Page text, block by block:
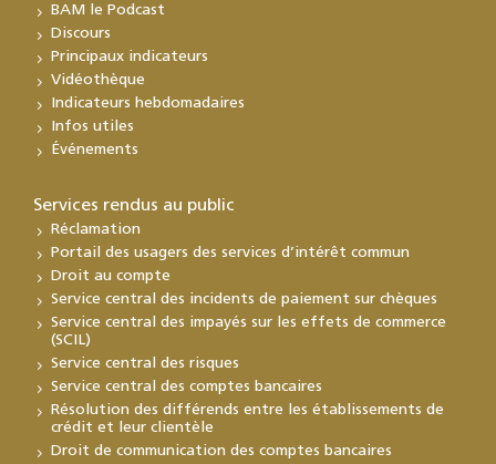
BAM le Podcast
Discours
Principaux indicateurs
Vidéothèque
Indicateurs hebdomadaires
Infos utiles
Événements
Services rendus au public
Réclamation
Portail des usagers des services d’intérêt commun
Droit au compte
Service central des incidents de paiement sur chèques
Service central des impayés sur les effets de commerce
(SCIL)
Service central des risques
Service central des comptes bancaires
Résolution des différends entre les établissements de
crédit et leur clientèle
Droit de communication des comptes bancaires